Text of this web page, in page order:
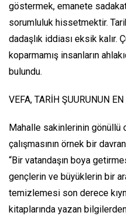
göstermek, emanete
sorumluluk hissetmektir.
dadaşlık iddiası eksik kalır.
koparmamış insanların
bulundu.
VEFA, TARİH ŞUURUNUN
Mahalle sakinlerinin gönüllü
çalışmasının örnek bir
“Bir vatandaşın boya
gençlerin ve büyüklerin bir
temizlemesi son derece
kitaplarında yazan